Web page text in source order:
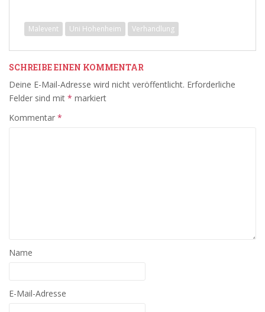
Malevent Uni Hohenheim Verhandlung
SCHREIBE EINEN KOMMENTAR
Deine E-Mail-Adresse wird nicht veröffentlicht. Erforderliche
Felder sind mit * markiert
Kommentar *
Name
E-Mail-Adresse